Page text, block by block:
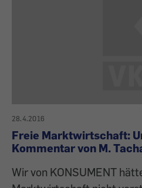
28.4.2016
Freie Marktwirtschaft:
Kommentar von M.
Wir von KONSUMENT